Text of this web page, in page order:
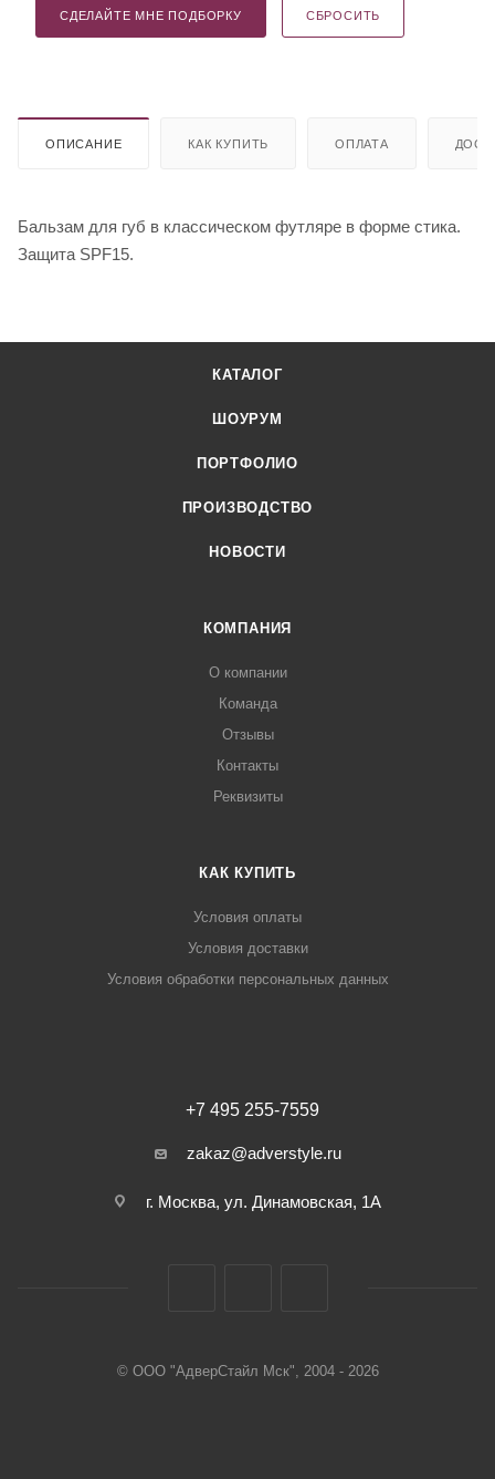
СДЕЛАЙТЕ МНЕ ПОДБОРКУ СБРОСИТЬ
ОПИСАНИЕ КАК КУПИТЬ ОПЛАТА
Бальзам для губ в классическом футляре в форме стика.
Защита SPF15.
КАТАЛОГ
ШОУРУМ
ПОРТФОЛИО
ПРОИЗВОДСТВО
НОВОСТИ
КОМПАНИЯ
О компании
Команда
Отзывы
Контакты
Реквизиты
КАК КУПИТЬ
Условия оплаты
Условия доставки
Условия обработки персональных данных
+7 495 255-7559
zakaz@adverstyle.ru
г. Москва, ул. Динамовская, 1А
© ООО "АдверСтайл Мск", 2004 - 2026